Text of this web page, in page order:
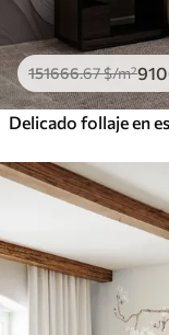
151666.67$/m²
Delicado follaje en